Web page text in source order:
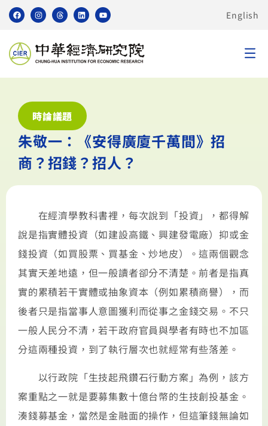
English
時論議題
朱敬一：《安得廣廈千萬間》招
商？招錢？招人？
在經濟學教科書裡，每次說到「投資」，都得解
說是指實體投資（如建設高鐵、興建發電廠）抑或金
錢投資（如買股票、買基金、炒地皮）。這兩個觀念
其實天差地遠，但一般讀者卻分不清楚。前者是指真
實的累積若干實體或抽象資本（例如累積商譽），而
後者只是指當事人意圖獲利而從事之金錢交易。不只
一般人民分不清，若干政府官員與學者有時也不加區
分這兩種投資，到了執行層次也就經常有些落差。
以行政院「生技起飛鑽石行動方案」為例，該方
案重點之一就是要募集數十億台幣的生技創投基金。
湊錢募基金，當然是金融面的操作，但這筆錢無論如